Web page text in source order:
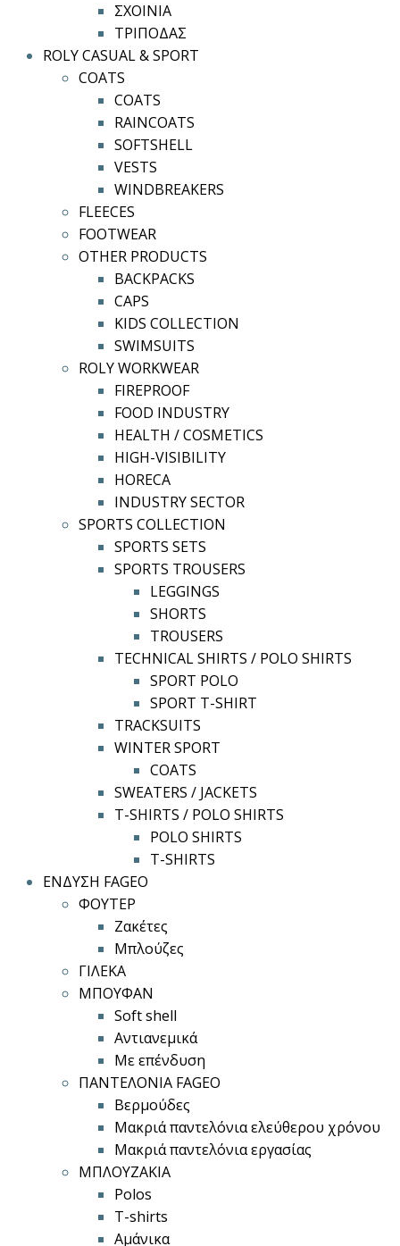
ΣΧΟΙΝΙΑ
ΤΡΙΠΟΔΑΣ
ROLY CASUAL & SPORT
COATS
COATS
RAINCOATS
SOFTSHELL
VESTS
WINDBREAKERS
FLEECES
FOOTWEAR
OTHER PRODUCTS
BACKPACKS
CAPS
KIDS COLLECTION
SWIMSUITS
ROLY WORKWEAR
FIREPROOF
FOOD INDUSTRY
HEALTH / COSMETICS
HIGH-VISIBILITY
HORECA
INDUSTRY SECTOR
SPORTS COLLECTION
SPORTS SETS
SPORTS TROUSERS
LEGGINGS
SHORTS
TROUSERS
TECHNICAL SHIRTS / POLO SHIRTS
SPORT POLO
SPORT T-SHIRT
TRACKSUITS
WINTER SPORT
COATS
SWEATERS / JACKETS
T-SHIRTS / POLO SHIRTS
POLO SHIRTS
T-SHIRTS
ΕΝΔΥΣΗ FAGEO
ΦΟΥΤΕΡ
Ζακέτες
Μπλούζες
ΓΙΛΕΚΑ
ΜΠΟΥΦΑΝ
Soft shell
Αντιανεμικά
Με επένδυση
ΠΑΝΤΕΛΟΝΙΑ FAGEO
Βερμούδες
Μακριά παντελόνια ελεύθερου χρόνου
Μακριά παντελόνια εργασίας
ΜΠΛΟΥΖΑΚΙΑ
Polos
T-shirts
Αμάνικα